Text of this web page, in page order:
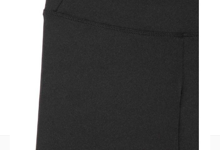
Udostępnij produkt
Podmiot odpowiedzialny
EuroTrade Tex Sp z o.o.
Św. Teresy 91
91-341, Łódź, Polska
+48 500-503-636
info@conteshop.pl
Ten produkt nie ma pytań Możesz zadać pytanie, klikając przycisk
Zadaj pytanie
Nowe pytanie